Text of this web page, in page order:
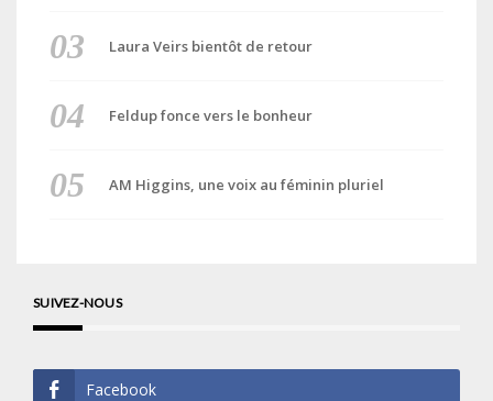
Laura Veirs bientôt de retour
Feldup fonce vers le bonheur
AM Higgins, une voix au féminin pluriel
SUIVEZ-NOUS
Facebook